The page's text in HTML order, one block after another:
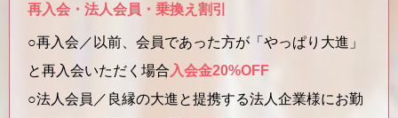
再入会・法人会員・乗換え割引
○再入会／以前、会員であった方が「やっぱり大進」
と再入会いただく場合 入会金20%OFF
○法人会員／良縁の大進と提携する法人企業様にお勤